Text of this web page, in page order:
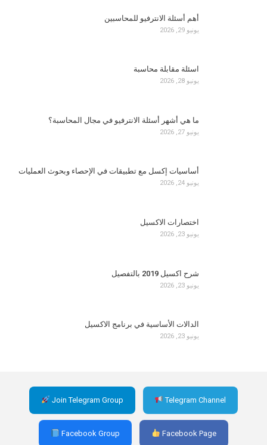
أهم أسئلة الانترفيو للمحاسبين
يونيو 29, 2026
اسئلة مقابلة محاسبة
يونيو 28, 2026
ما هي أشهر أسئلة الانترفيو في مجال المحاسبة؟
يونيو 27, 2026
أساسيات إكسل مع تطبيقات في الإحصاء وبحوث العمليات
يونيو 24, 2026
اختصارات الاكسيل
يونيو 23, 2026
شرح اكسيل 2019 بالتفصيل
يونيو 23, 2026
الدالات الأساسية في برنامج الاكسيل
يونيو 23, 2026
Join Telegram Group Telegram Channel
Facebook Group Facebook Page